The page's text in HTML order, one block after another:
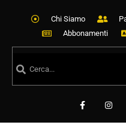
Chi Siamo
Abbonamenti